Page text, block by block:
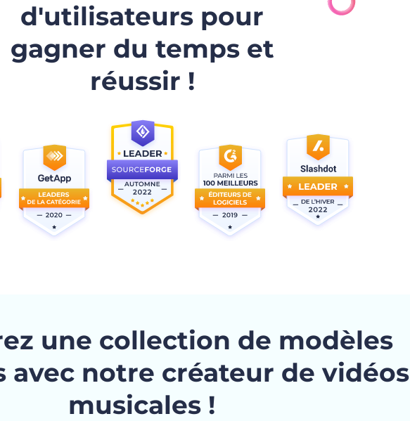
d'utilisateurs pour
gagner du temps et
réussir !
une collection de modèles
avec notre créateur de vidéos
musicales !